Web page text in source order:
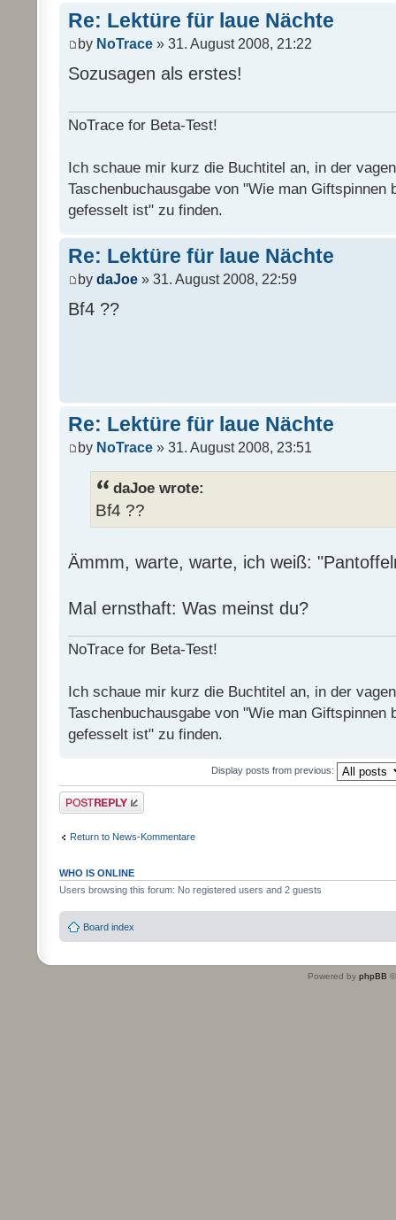
Re: Lektüre für laue Nächte
by NoTrace » 31. August 2008, 21:22
Sozusagen als erstes!
NoTrace for Beta-Test!
Ich schaue mir kurz die Buchtitel an, in der
Taschenbuchausgabe von "Wie man Giftspinnen
gefesselt ist" zu finden.
Re: Lektüre für laue Nächte
by daJoe » 31. August 2008, 22:59
Bf4 ??
Re: Lektüre für laue Nächte
by NoTrace » 31. August 2008, 23:51
daJoe wrote:
Bf4 ??
Ämmm, warte, warte, ich weiß:
Mal ernsthaft: Was meinst du?
NoTrace for Beta-Test!
Ich schaue mir kurz die Buchtitel an, in der
Taschenbuchausgabe von "Wie man Giftspinnen
gefesselt ist" zu finden.
Display posts from previous:
Post a reply
Return to News-Kommentare
WHO IS ONLINE
Users browsing this forum: No registered users and 2 guests
Board index
Powered by phpBB